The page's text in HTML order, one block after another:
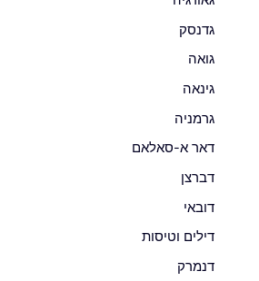
גדנסק
גואה
גינאה
גרמניה
דאר א-סאלאם
דברצן
דובאי
דילים וטיסות
דנמרק